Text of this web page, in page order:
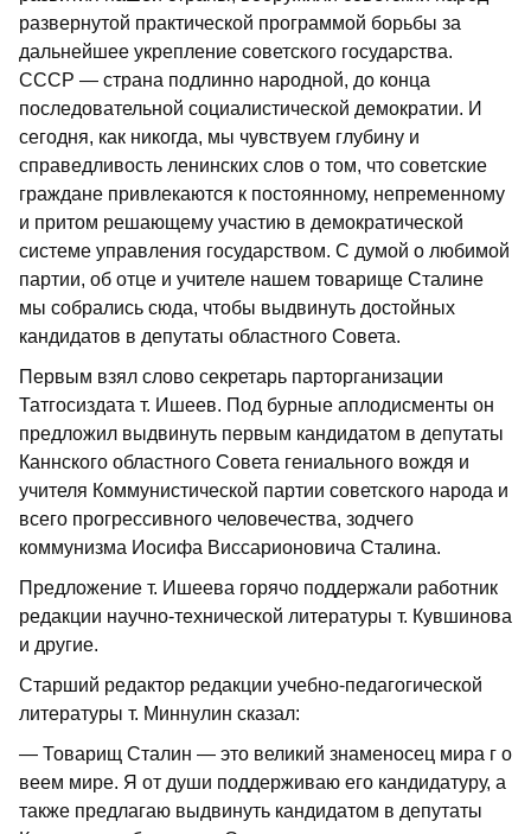
развернутой практической программой борьбы за
дальнейшее укрепление советского государства.
СССР — страна подлинно народной, до конца
последовательной социалистической демократии. И
сегодня, как никогда, мы чувствуем глубину и
справедливость ленинских слов о том, что советские
граждане привлекаются к постоянному, непременному
и притом решающему участию в демократической
системе управления государством. С думой о любимой
партии, об отце и учителе нашем товарище Сталине
мы собрались сюда, чтобы выдвинуть достойных
кандидатов в депутаты областного Совета.
Первым взял слово секретарь парторганизации
Татгосиздата т. Ишеев. Под бурные аплодисменты он
предложил выдвинуть первым кандидатом в депутаты
Каннского областного Совета гениального вождя и
учителя Коммунистической партии советского народа и
всего прогрессивного человечества, зодчего
коммунизма Иосифа Виссарионовича Сталина.
Предложение т. Ишеева горячо поддержали работник
редакции научно-технической литературы т. Кувшинова
и другие.
Старший редактор редакции учебно-педагогической
литературы т. Миннулин сказал:
— Товарищ Сталин — это великий знаменосец мира г о
веем мире. Я от души поддерживаю его кандидатуру, а
также предлагаю выдвинуть кандидатом в депутаты